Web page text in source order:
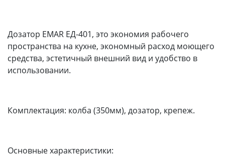
Дозатор EMAR ЕД-401, это экономия рабочего
пространства на кухне, экономный расход моющего
средства, эстетичный внешний вид и удобство в
использовании.
Комплектация: колба (350мм), дозатор, крепеж.
Основные характеристики: